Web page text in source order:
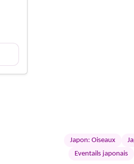
Japon: Oiseaux
Eventails japonais